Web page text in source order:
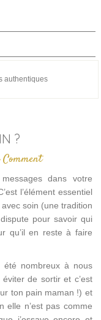
authentiques
?
dans votre
l’élément essentiel
soin (une tradition
pour savoir qui
qu’il en reste à faire
été nombreux à nous
de sortir et c’est
ton pain maman !) et
elle n’est pas comme